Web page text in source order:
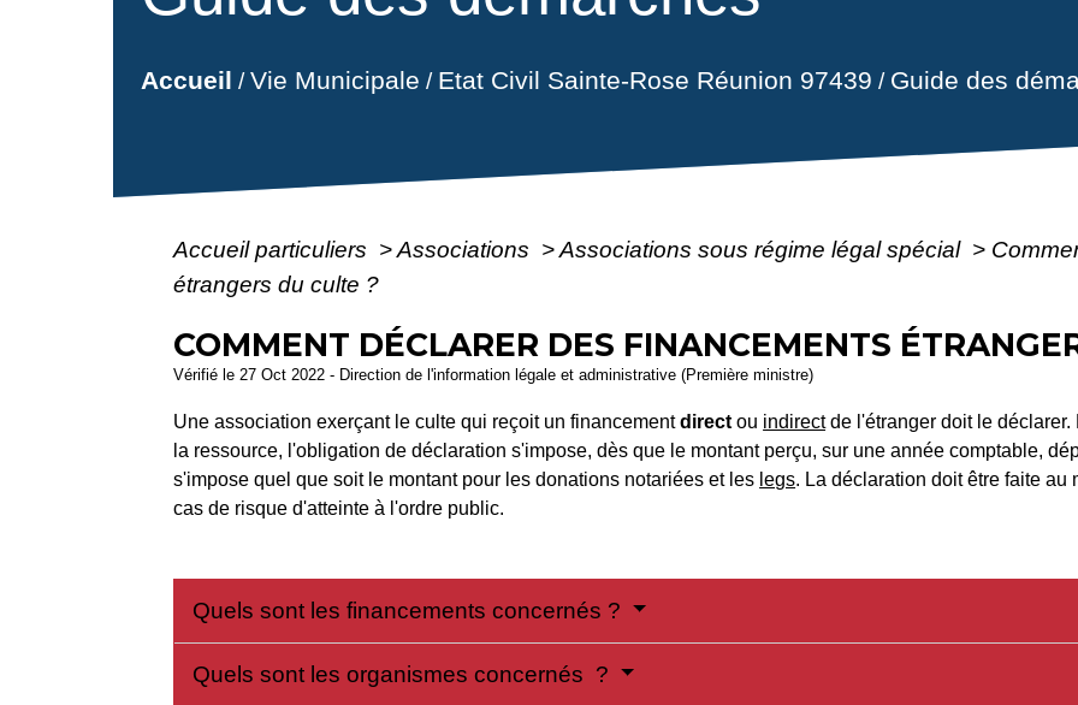
Accueil /Vie Municipale / Etat Civil Sainte-Rose Réunion 97439 / Guide des
Accueil particuliers >Associations >Associations sous régime légal spécial >
étrangers du culte ?
COMMENT DÉCLARER DES FINANCEMENTS
Vérifié le 27 Oct 2022 - Direction de l'information légale et administrative (Première ministre)
Une association exerçant le culte qui reçoit un financementdirect ou indirectde l'étranger doit le déclarer.
la ressource, l'obligation de déclaration s'impose, dès que le montant perçu, sur une année comptable,
s'impose quel que soit le montant pour les donations notariées et les legs. La déclaration doit être faite au
cas de risque d'atteinte à l'ordre public.
Quels sont les financements concernés ?
Quels sont les organismes concernés ?